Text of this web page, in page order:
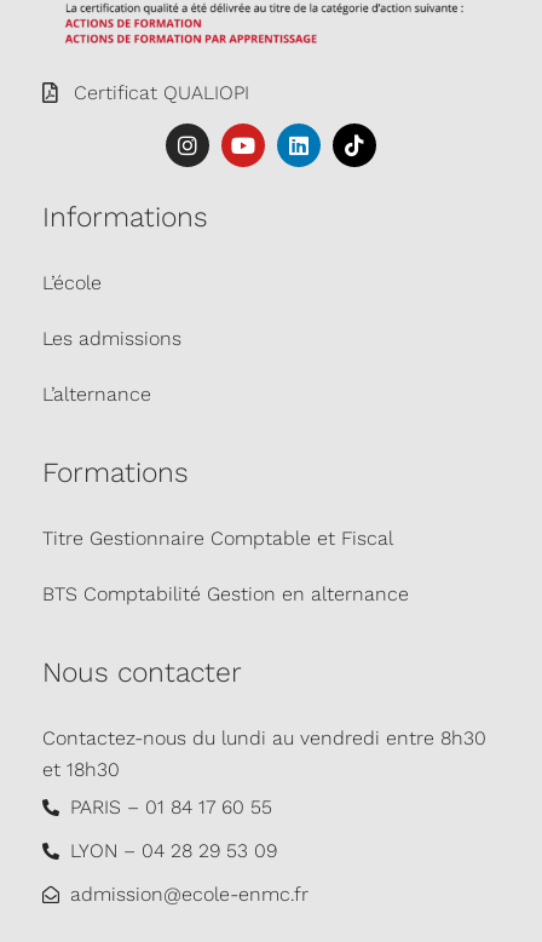
Certificat QUALIOPI
Informations
L’école
Les admissions
L’alternance
Formations
Titre Gestionnaire Comptable et Fiscal
BTS Comptabilité Gestion en alternance
Nous contacter
Contactez-nous du lundi au vendredi entre 8h30
et 18h30
PARIS – 01 84 17 60 55
LYON – 04 28 29 53 09
admission@ecole-enmc.fr